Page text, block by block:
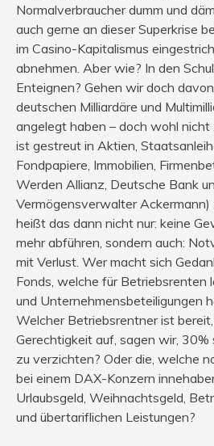
Normalverbraucher dumm und
auch gerne an dieser Superkrise
im Casino-Kapitalismus
abnehmen. Aber wie? In den
Enteignen? Gehen wir doch
deutschen Milliardäre und
angelegt haben – doch wohl nicht
ist gestreut in Aktien,
Fondpapiere, Immobilien,
Werden Allianz, Deutsche Bank
Vermögensverwalter Ackermann)
heißt das dann nicht nur: keine
mehr abführen, sondern auch:
mit Verlust. Wer macht sich
Fonds, welche für Betriebsrenten
und Unternehmensbeteiligungen
Welcher Betriebsrentner ist
Gerechtigkeit auf, sagen wir,
zu verzichten? Oder die, welche
bei einem DAX-Konzern
Urlaubsgeld, Weihnachtsgeld,
und übertariflichen Leistungen?